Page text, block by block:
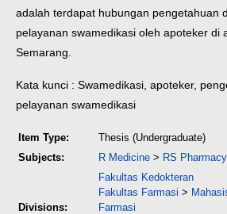
adalah terdapat hubungan pengetahuan
pelayanan swamedikasi oleh apoteker di
Semarang.
Kata kunci : Swamedikasi, apoteker,
pelayanan swamedikasi
Item Type:
Thesis (Undergraduate)
Subjects:
R Medicine > RS
Divisions:
Fakultas Kedokteran
Fakultas Farmasi >
Farmasi